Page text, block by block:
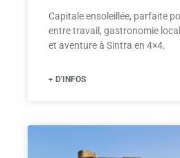
Capitale ensoleillée, parfaite
entre travail, gastronomie
et aventure à Sintra en 4×4.
+ D'INFOS